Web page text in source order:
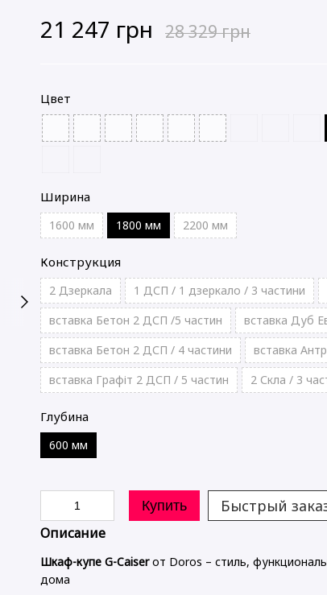
21 247 грн 28 329 грн
Цвет
Ширина
1600 мм 1800 мм 2200 мм
Конструкция
2 Дзеркала 1 ДСП / 1 дзеркало / 3 частини
вставка Бетон 2 ДСП /5 частин
вставка Дуб
вставка Бетон 2 ДСП / 4 частини
вставка
вставка Графіт 2 ДСП / 5 частин
2 Скла / 3
Глубина
600 мм
Купить Быстрый
Описание
Шкаф-купе G-Caiserот Doros – стиль,
дома